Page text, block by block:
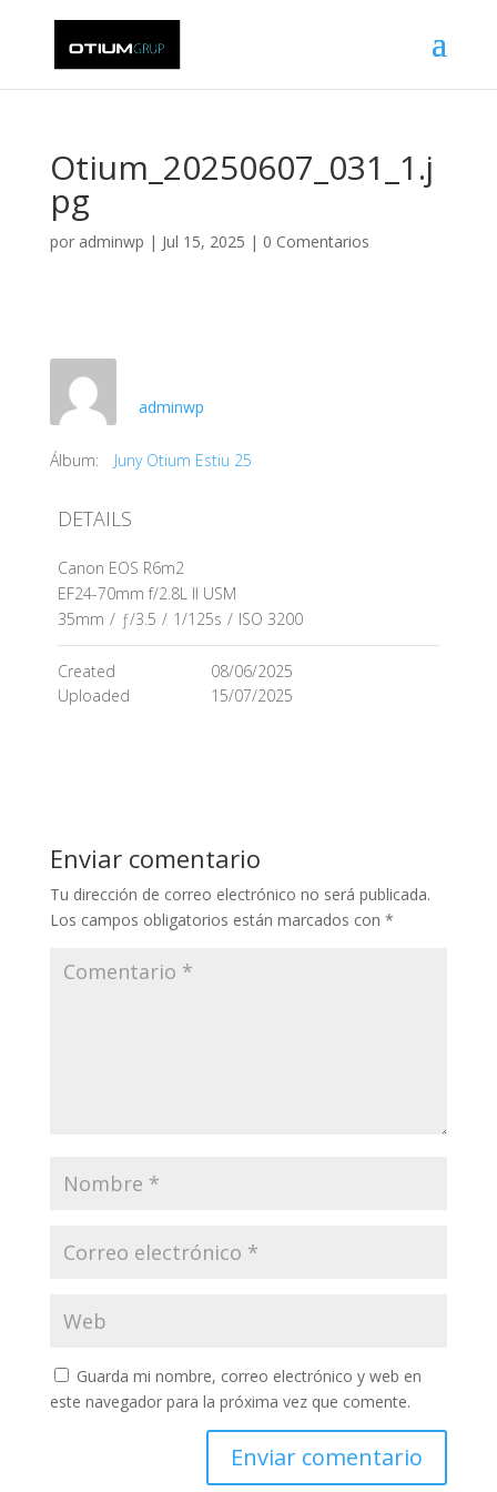
Otium_20250607_031_1.j
pg
por adminwp | Jul 15, 2025 | 0 Comentarios
adminwp
Álbum: Juny Otium Estiu 25
DETAILS
Canon EOS R6m2
EF24-70mm f/2.8L II USM
35mm / ƒ/3.5 / 1/125s / ISO 3200
Created
08/06/2025
Uploaded
15/07/2025
Enviar comentario
Tu dirección de correo electrónico no será publicada.
Los campos obligatorios están marcados con *
Guarda mi nombre, correo electrónico y web en
este navegador para la próxima vez que comente.